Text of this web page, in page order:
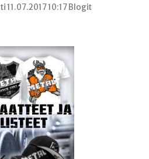
ti 11.07.2017 10:17 Blogit